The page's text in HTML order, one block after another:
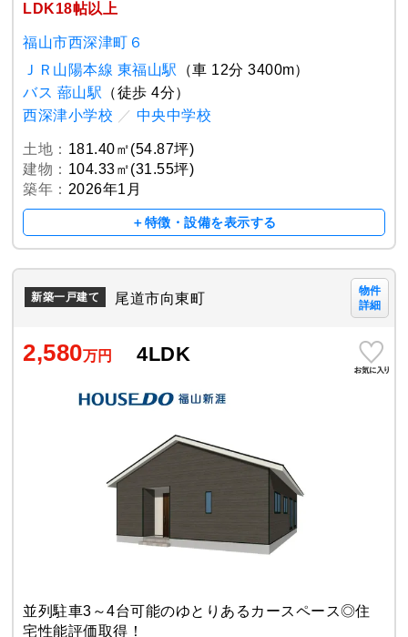
LDK18帖以上
福山市西深津町６
ＪＲ山陽本線 東福山駅
（車 12分 3400m）
バス 蔀山駅 （徒歩 4分）
西深津小学校 ／ 中央中学校
土地： 181.40㎡(54.87坪)
建物： 104.33㎡(31.55坪)
築年： 2026年1月
＋特徴・設備を表示する
新築一戸建て 尾道市向東町
物件
詳細
2,580万円 4LDK
並列駐車3～4台可能のゆとりあるカースペース◎住
宅性能評価取得！